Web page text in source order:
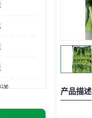
产品描述